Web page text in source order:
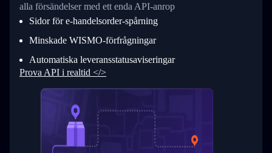
28
29
31
33
34
"Details": "BEIJING-
          }
      }
  }
}
alla försändelser med ett enda API-anrop
Sidor för e-handelsorder-spårning
Minskade WISMO-förfrågningar
Automatiska leveransstatusaviseringar
Prova API i realtid </>